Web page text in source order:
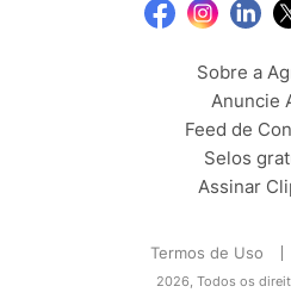
Sobre a
Anuncie
Feed de
Selos
Assinar
Termos de Uso
2026, Todos os